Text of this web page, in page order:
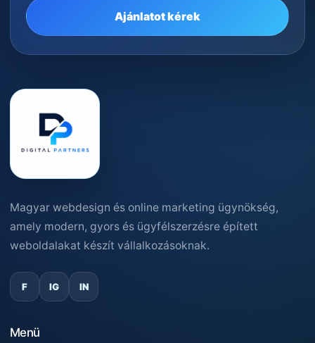
Ajánlatot kérek
Magyar webdesign és online marketing ügynökség,
amely modern, gyors és ügyfélszerzésre épített
weboldalakat készít vállalkozásoknak.
F IG IN
Menü